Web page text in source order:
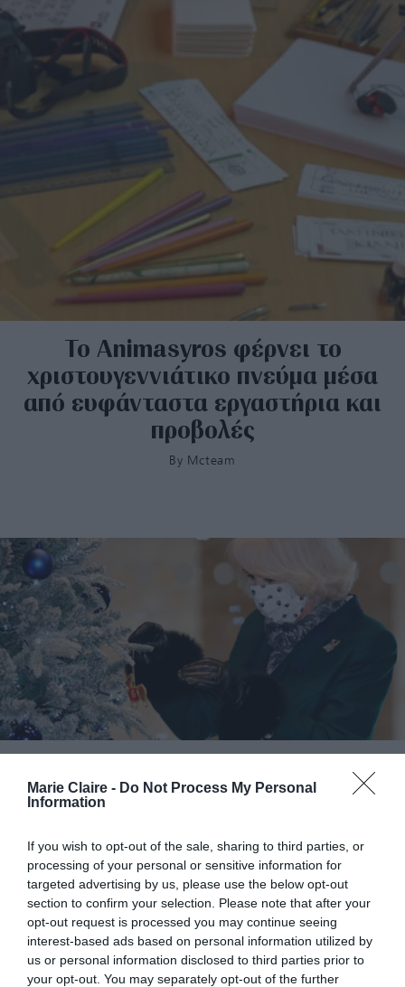
Marie Claire - Do Not Process My Personal
Information
If you wish to opt-out of the sale, sharing to third parties, or
processing of your personal or sensitive information for
targeted advertising by us, please use the below opt-out
section to confirm your selection. Please note that after your
opt-out request is processed you may continue seeing
interest-based ads based on personal information utilized by
us or personal information disclosed to third parties prior to
your opt-out. You may separately opt-out of the further
Το Animasyros φέρνει το
xριστουγεννιάτικο πνεύμα μέσα
από ευφάνταστα εργαστήρια και
προβολές
By Mcteam
Η Camilla αγαπάει περισσότερο από κάθε άλλο
μέλος της βασιλικής οικογένειας τα Χριστούγεννα
ByMcteam